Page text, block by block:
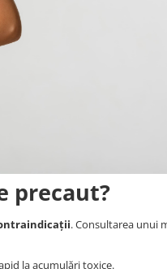
precaut?
. Consultarea unui
la acumulări toxice.